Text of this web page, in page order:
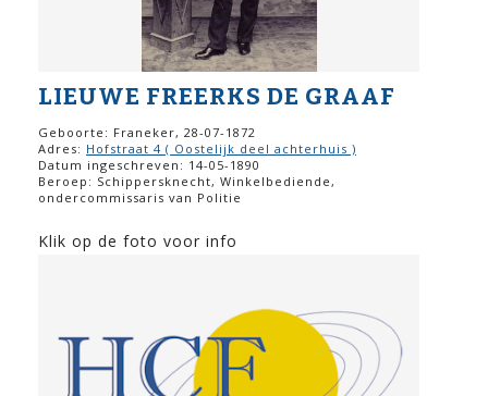
LIEUWE FREERKS DE GRAAF
Geboorte: Franeker, 28-07-1872
Adres: Hofstraat 4 ( Oostelijk deel achterhuis )
Datum ingeschreven: 14-05-1890
Beroep: Schippersknecht, Winkelbediende,
ondercommissaris van Politie
Klik op de foto voor info